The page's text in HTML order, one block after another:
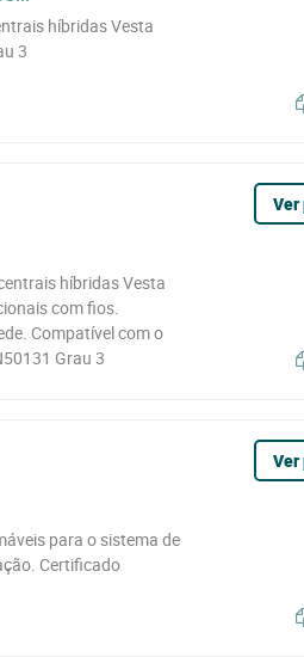
híbridas Vesta
3
híbridas Vesta
com fios.
Compatível com o
Grau 3
Ver
para o sistema de
Certificado
Ver